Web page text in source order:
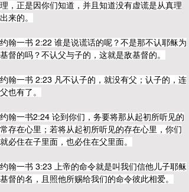
理，正是因你们知道，并且知道没有虚谎是从真理
出来的。
约翰一书 2:22 谁是说谎话的呢？不是那不认耶稣为
基督的吗？不认父与子的，这就是敌基督的。
约翰一书 2:23 凡不认子的，就没有父；认子的，连
父也有了。
约翰一书2:24 论到你们，务要将那从起初所听见的
常存在心里；若将从起初所听见的存在心里，你们
就必住在子里面，也必住在父里面。
约翰一书 3:23 上帝的命令就是叫我们信他儿子耶稣
基督的名，且照他所赐给我们的命令彼此相爱。